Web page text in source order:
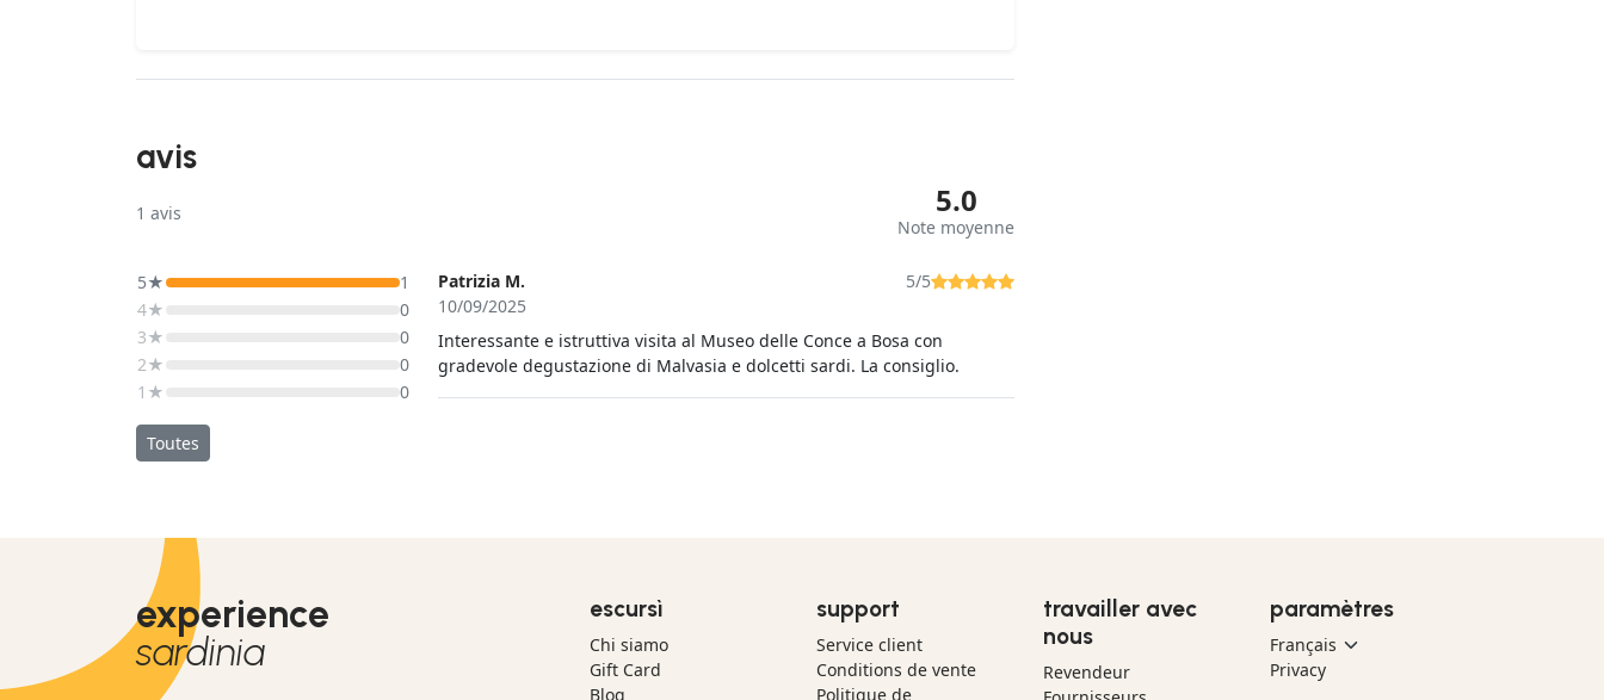
avis
1 avis 5.0
Note moyenne
5★
1
4★
0
3★
0
2★
0
1★
0
Toutes
Patrizia M.
10/09/2025
5/5
Interessante e istruttiva visita al Museo delle Conce a Bosa con
gradevole degustazione di Malvasia e dolcetti sardi. La consiglio.
experience
sardinia
escursì
Chi siamo
Gift Card
Blog
support
Service client
Conditions de vente
Politique de
travailler avec
nous
Revendeur
paramètres
Privacy